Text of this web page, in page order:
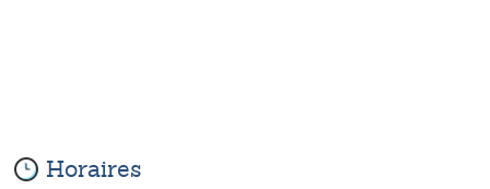
Horaires